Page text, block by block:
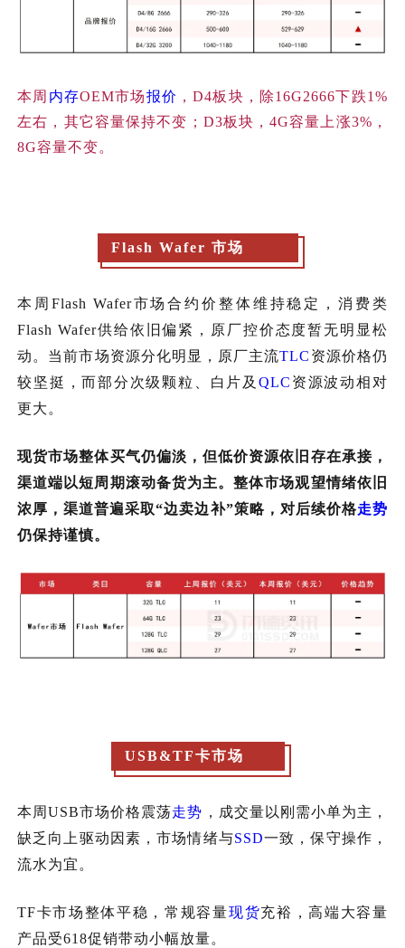
本周 内存OEM市场报价 ，D4板块，除16G2666下跌1%
左右，其它容量保持不变；D3板块，4G容量上涨3%，
8G容量不变。
Flash Wafer市场
本周Flash Wafer市场合约价整体维持稳定，消费类
Flash Wafer供给依旧偏紧，原厂控价态度暂无明显松
动。当前市场资源分化明显，原厂主流TLC 资源价格仍
较坚挺，而部分次级颗粒、白片及QLC 资源波动相对
更大。
现货市场整体买气仍偏淡，但低价资源依旧存在承接，
渠道端以短周期滚动备货为主。整体市场观望情绪依旧
浓厚，渠道普遍采取“边卖边补”策略，对后续价格走势
仍保持谨慎。
USB&TF卡市场
本周USB市场价格震荡走势 ，成交量以刚需小单为主，
缺乏向上驱动因素，市场情绪与SSD一致，保守操作，
流水为宜。
TF卡市场整体平稳，常规容量现货充裕，高端大容量
产品受618促销带动小幅放量。